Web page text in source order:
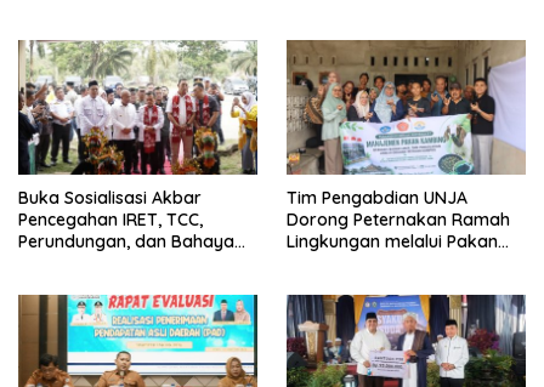
Buka Sosialisasi Akbar
Pencegahan IRET, TCC,
Perundungan, dan Bahaya
bisa jaga diri, 60% masa
depan sudah ada di tangan”
Tim Pengabdian UNJA
Dorong Peternakan Ramah
Lingkungan melalui Pakan